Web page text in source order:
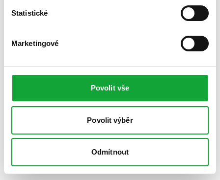
Statistické
Marketingové
Povolit vše
Povolit výběr
Odmítnout